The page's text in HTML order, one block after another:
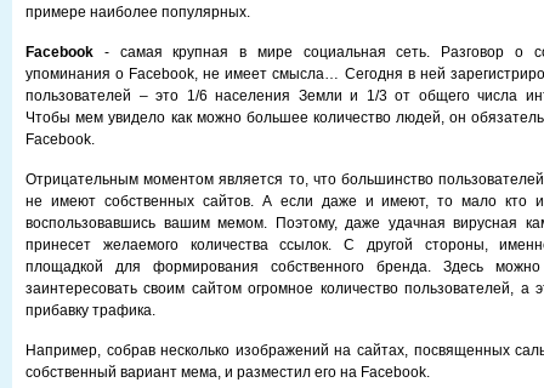
примере наиболее популярных.
Facebook - самая крупная в мире социальная сеть. Разговор о
упоминания о Facebook, не имеет смысла… Сегодня в ней
пользователей – это 1/6 населения Земли и 1/3 от общего числа
Чтобы мем увидело как можно большее количество людей, он
Facebook.
Отрицательным моментом является то, что большинство
не имеют собственных сайтов. А если даже и имеют, то мало кто
воспользовавшись вашим мемом. Поэтому, даже удачная вирусная
принесет желаемого количества ссылок. С другой стороны,
площадкой для формирования собственного бренда. Здесь
заинтересовать своим сайтом огромное количество пользователей, а
прибавку трафика.
Например, собрав несколько изображений на сайтах, посвященных
собственный вариант мема, и разместил его на Facebook.